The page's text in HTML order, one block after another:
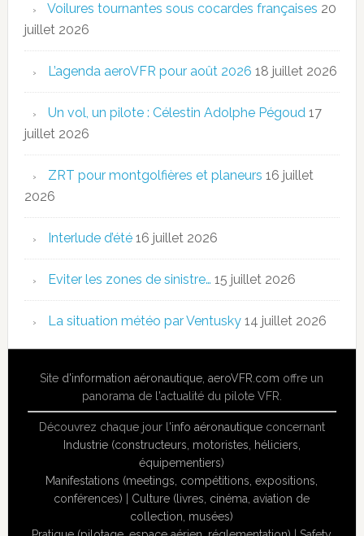
Voilures tournantes sous cocardes françaises 20
juillet 2026
L’agenda aeroVFR pour août 2026 18 juillet 2026
Un vol, un pilote : Célestin Adolphe Pégoud 17
juillet 2026
ZRT pour montgolfières et planeurs 16 juillet
2026
Interlude d’été 16 juillet 2026
Eviter les zones de sinistre… 15 juillet 2026
La situation météo par Ventusky 14 juillet 2026
Site d'information aéronautique ,aeroVFR.com offre un
panorama de l'actualité du pilote VFR.
Découvrez chaque jour l'info aéronautiqueconcernant
Industrie (constructeurs, motoristes, héliciers,
équipementiers)
Manifestations (meetings, compétitions, expositions,
conférences)
Culture (livres, cinéma, aviation de
collection, musées)